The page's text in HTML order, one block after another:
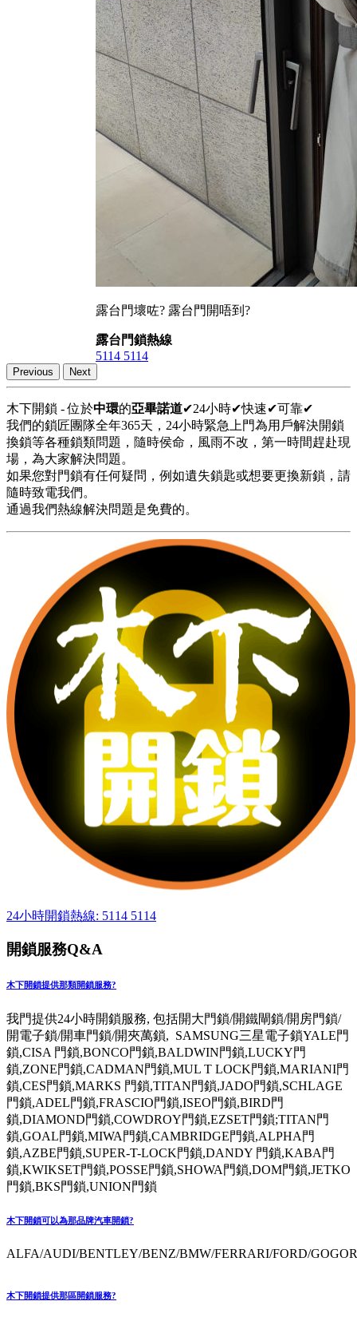
露台門壞咗? 露台門開唔到?
露台門鎖熱線
5114 5114
Previous Next
木下開鎖 - 位於中環的亞畢諾道✔24小時✔快速✔可靠✔
我們的鎖匠團隊全年365天，24小時緊急上門為用戶解決開鎖
換鎖等各種鎖類問題，隨時侯命，風雨不改，第一時間趕赴現
場，為大家解決問題。
如果您對門鎖有任何疑問，例如遺失鎖匙或想要更換新鎖，請
隨時致電我們。
通過我們熱線解決問題是免費的。
24小時開鎖熱線: 5114 5114
開鎖服務Q&A
木下開鎖提供那類開鎖服務?
我門提供24小時開鎖服務, 包括開大門鎖/開鐵閘鎖/開房門鎖/
開電子鎖/開車門鎖/開夾萬鎖, SAMSUNG三星電子鎖YALE門
鎖,CISA 門鎖,BONCO門鎖,BALDWIN門鎖,LUCKY門
鎖,ZONE門鎖,CADMAN門鎖,MUL T LOCK門鎖,MARIANI門
鎖,CES門鎖,MARKS 門鎖,TITAN門鎖,JADO門鎖,SCHLAGE
門鎖,ADEL門鎖,FRASCIO門鎖,ISEO門鎖,BIRD門
鎖,DIAMOND門鎖,COWDROY門鎖,EZSET門鎖;TITAN門
鎖,GOAL門鎖,MIWA門鎖,CAMBRIDGE門鎖,ALPHA門
鎖,AZBE門鎖,SUPER-T-LOCK門鎖,DANDY 門鎖,KABA門
鎖,KWIKSET門鎖,POSSE門鎖,SHOWA門鎖,DOM門鎖,JETKO
門鎖,BKS門鎖,UNION門鎖
木下開鎖可以為那品牌汽車開鎖?
ALFA/AUDI/BENTLEY/BENZ/BMW/FERRARI/FORD/
木下開鎖提供那區開鎖服務?